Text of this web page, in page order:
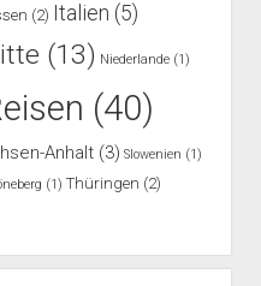
(2) Italien (5)
(13) Niederlande(1)
(40)
Anhalt(3) Slowenien (1)
(1) Thüringen (2)